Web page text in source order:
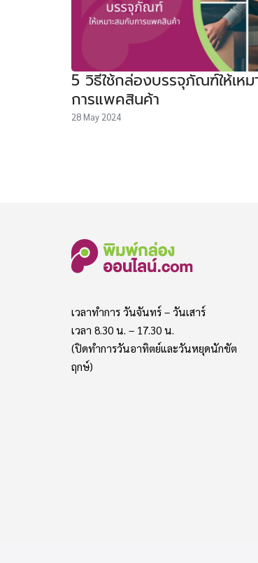
5 วิธีใช้กล่องบรรจุภัณฑ์ให้เหม
การแพคสินค้า
28 May 2024
เวลาทำการ วันจันทร์ – วันเสาร์
เวลา 8.30 น. – 17.30 น.
(ปิดทำการวันอาทิตย์และวันหยุดนักขัต
ฤกษ์)